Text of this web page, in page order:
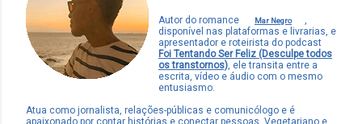
Autor do romance Mar Negro
,
disponível nas plataformas e livrarias, e
apresentador e roteirista do podcast
Foi Tentando Ser Feliz (Desculpe todos
os transtornos), ele transita entre a
escrita, vídeo e áudio com o mesmo
entusiasmo.
Atua como jornalista, relações-públicas e comunicólogo e é
apaixonado por contar histórias e conectar pessoas. Vegetariano e,